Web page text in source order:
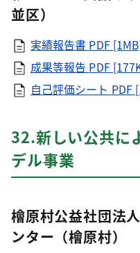
並区）
実績報告書 PDF
成果等報告 PDF
自己評価シート PDF
32.新しい公共に
デル事業
檜原村公益社団法
ンター（檜原村）